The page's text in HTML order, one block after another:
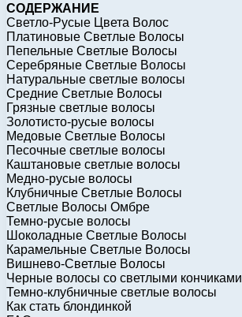
СОДЕРЖАНИЕ
Светло-Русые Цвета Волос
Платиновые Светлые Волосы
Пепельные Светлые Волосы
Серебряные Светлые Волосы
Натуральные светлые волосы
Средние Светлые Волосы
Грязные светлые волосы
Золотисто-русые волосы
Медовые Светлые Волосы
Песочные светлые волосы
Каштановые светлые волосы
Медно-русые волосы
Клубничные Светлые Волосы
Светлые Волосы Омбре
Темно-русые волосы
Шоколадные Светлые Волосы
Карамельные Светлые Волосы
Вишнево-Светлые Волосы
Черные волосы со светлыми кончиками
Темно-клубничные светлые волосы
Как стать блондинкой